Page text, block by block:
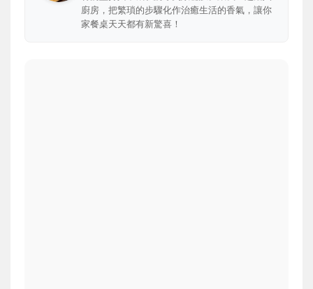
廚房，把繁瑣的步驟化作治癒生活的香氣，讓你
家餐桌天天都有新驚喜！